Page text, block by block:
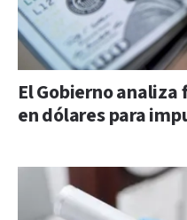
El Gobierno
en dólares para